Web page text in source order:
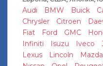
Audi BMW Buick
Chrysler
Citroen
Fiat
Ford GMC
Infiniti
Isuzu Iveco
Lexus
Lincoln Mazda